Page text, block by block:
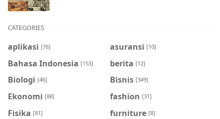
CATEGORIES
aplikasi [76] asuransi [10]
Bahasa Indonesia [153] berita [12]
Biologi [46] Bisnis [349]
Ekonomi [88] fashion [31]
Fisika [81] furniture [8]